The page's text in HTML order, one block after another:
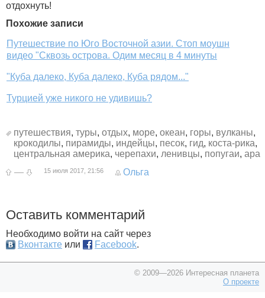
отдохнуть!
Похожие записи
Путешествие по Юго Восточной азии. Стоп моушн
видео "Сквозь острова. Одим месяц в 4 минуты
"Куба далеко, Куба далеко, Куба рядом..."
Турцией уже никого не удивишь?
путешествия, туры, отдых, море, океан, горы, вулканы,
крокодилы, пирамиды, индейцы, песок, гид, коста-рика,
центральная америка, черепахи, ленивцы, попугаи, ара
—
15 июля 2017, 21:56 Ольга
Оставить комментарий
Необходимо войти на сайт через
Вконтакте или Facebook.
© 2009—2026 Интересная планета
О проекте